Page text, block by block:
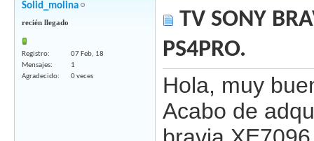
Solid_molina
recién llegado
Registro
07 Feb, 18
Mensajes
1
Agradecido
0 veces
TV SONY
PS4PRO.
Hola, muy
Acabo de